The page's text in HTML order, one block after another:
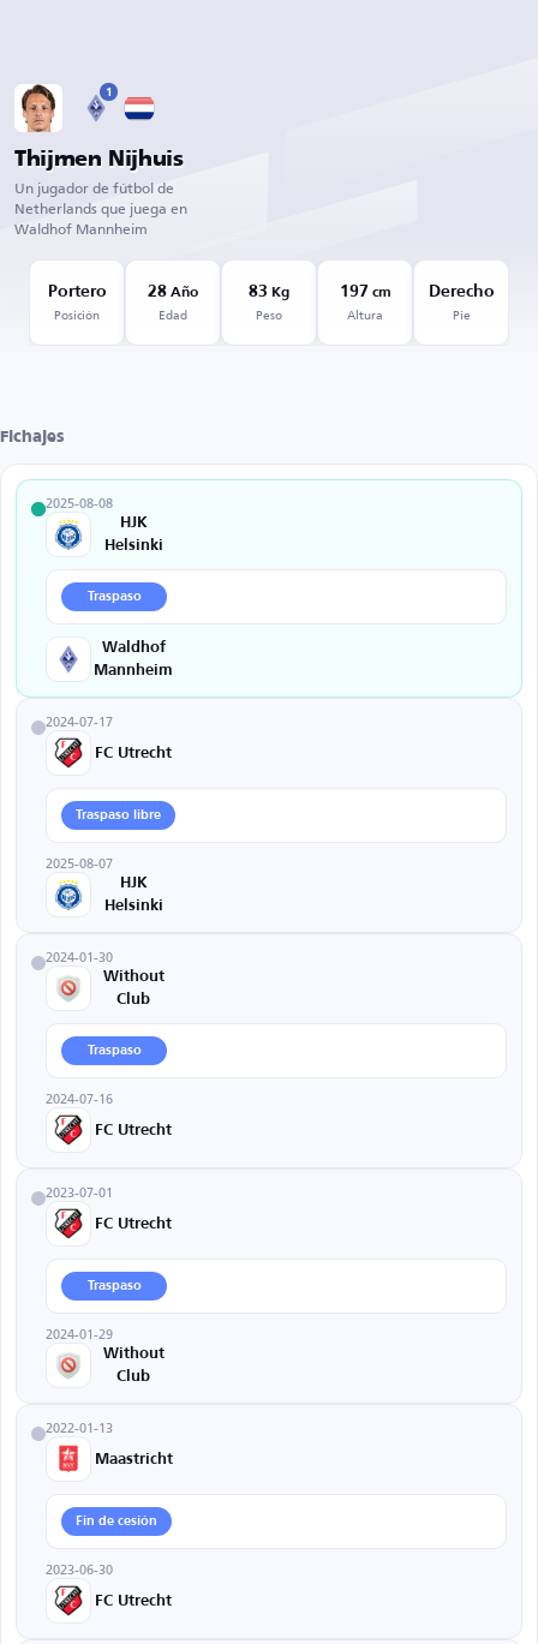
1
Thijmen Nijhuis
Un jugador de fútbol de
Netherlands que juega en
Waldhof Mannheim
Portero
Posición
28 Año
Edad
83 Kg
Peso
197 cm
Altura
Derecho
Pie
Fichajes
2025-08-08
HJK
Helsinki
Traspaso
Waldhof
Mannheim
2024-07-17
FC Utrecht
Traspaso libre
2025-08-07
HJK
Helsinki
2024-01-30
Without
Club
Traspaso
2024-07-16
FC Utrecht
2023-07-01
FC Utrecht
Traspaso
2024-01-29
Without
Club
2022-01-13
Maastricht
Fin de cesión
2023-06-30
FC Utrecht